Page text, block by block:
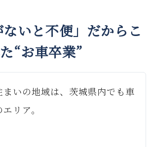
いと不便」だからこ
“お車卒業”
まいの地域は、茨城県内でも車
リア。